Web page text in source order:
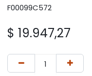
F00099C572
$ 19.947,27